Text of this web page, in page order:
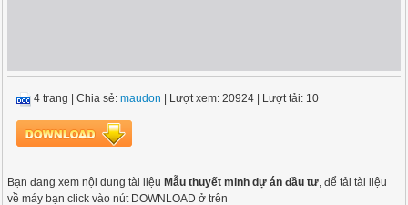
4 trang |Chia sẻ:maudon | Lượt xem: 20924 | Lượt tải: 10
Bạn đang xem nội dung tài liệu Mẫu thuyết minh dự án đầu tư, để tải tài liệu
về máy bạn click vào nút DOWNLOAD ở trên